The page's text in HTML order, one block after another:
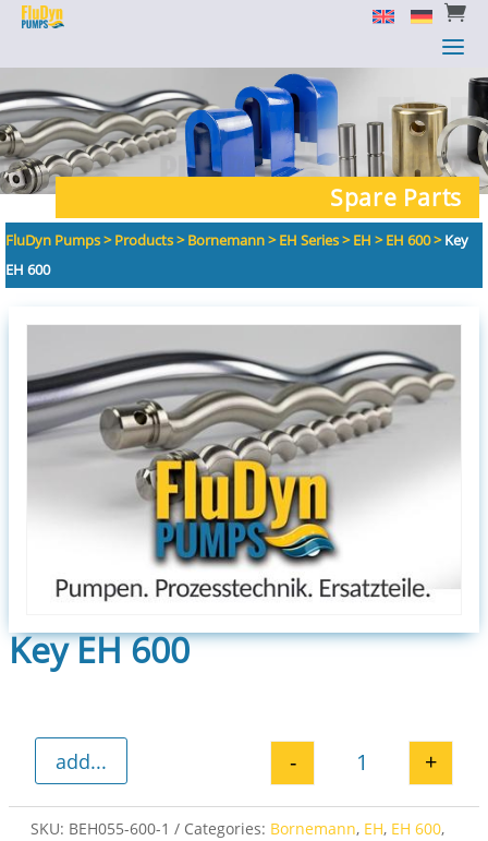

a

a
Spare Parts
FluDyn Pumps>Products>Bornemann>EH Series>EH >EH 600>Key
EH 600
Key EH 600
Key EH 600
- +
add...
SKU: BEH055-600-1 Categories: Bornemann, EH, EH 600,